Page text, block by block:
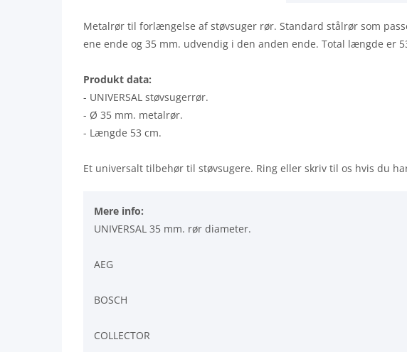
Metalrør til forlængelse af støvsuger rør. Standard stålrør som
ene ende og 35 mm. udvendig i den anden ende. Total længde er
Produkt data:
- UNIVERSAL støvsugerrør.
- Ø 35 mm. metalrør.
- Længde 53 cm.
Et universalt tilbehør til støvsugere. Ring eller skriv til os hvis du
Mere info:
UNIVERSAL 35 mm. rør diameter.
AEG
BOSCH
COLLECTOR